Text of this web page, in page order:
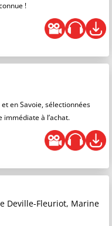
!
en Savoie, sélectionnées
immédiate à l’achat.
Deville-Fleuriot, Marine